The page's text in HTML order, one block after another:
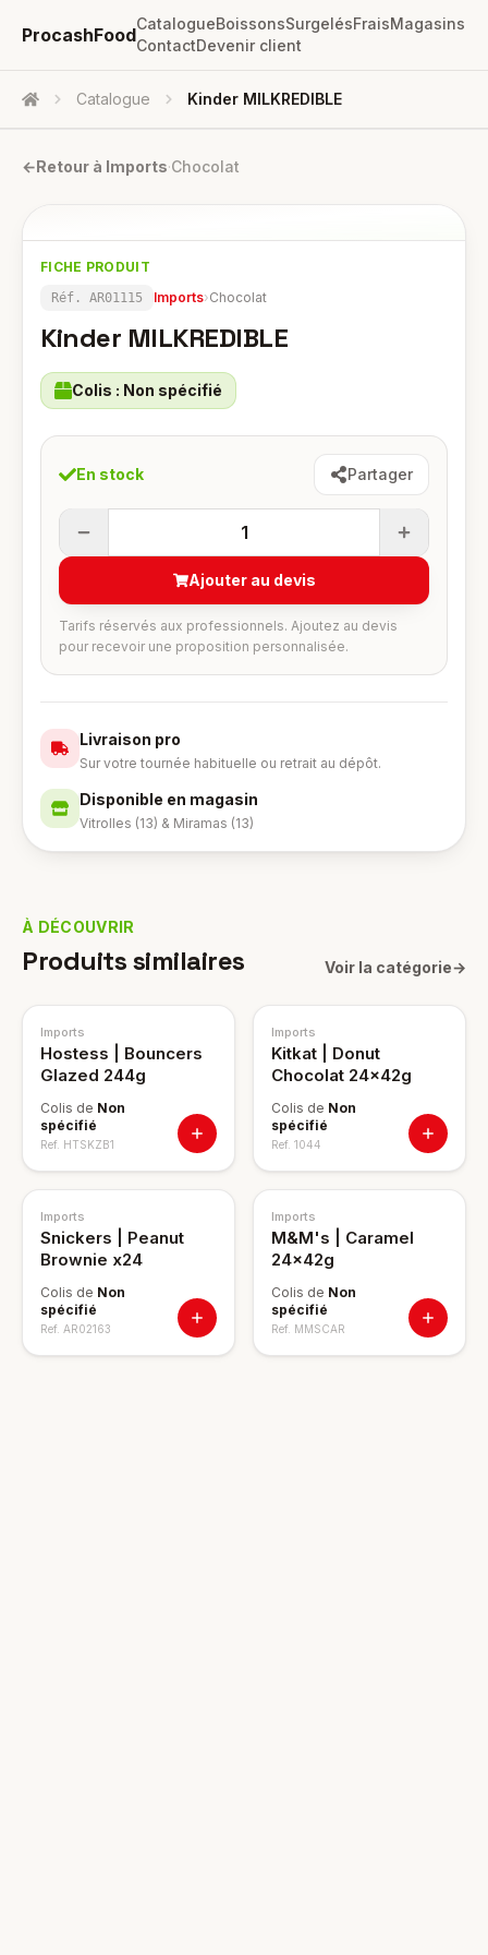
ProcashFood
CatalogueBoissonsSurgelésFraisMagasins
ContactDevenir client
Accueil Catalogue Kinder MILKREDIBLE
←Retour à Imports·Chocolat
FICHE PRODUIT
Réf. AR01115 Imports›Chocolat
Kinder MILKREDIBLE
Colis : Non spécifié
En stock Partager
1
Ajouter au devis
Tarifs réservés aux professionnels. Ajoutez au devis
pour recevoir une proposition personnalisée.
Livraison pro
Sur votre tournée habituelle ou retrait au dépôt.
Disponible en magasin
Vitrolles (13) & Miramas (13)
À DÉCOUVRIR
Produits similaires Voir la catégorie→
Imports
Hostess | Bouncers
Glazed 244g
Colis de Non
spécifié
Ref. HTSKZB1
Imports
Kitkat | Donut
Chocolat 24x42g
Colis de Non
spécifié
Ref. 1044
Imports
Snickers | Peanut
Brownie x24
Colis de Non
spécifié
Ref. AR02163
Imports
M&M's | Caramel
24x42g
Colis de Non
spécifié
Ref. MMSCAR